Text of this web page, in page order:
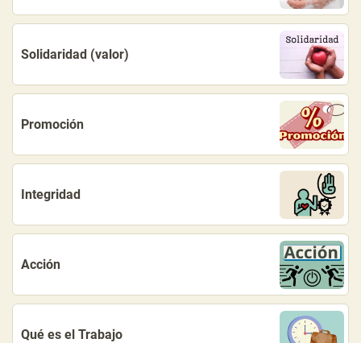
Solidaridad (valor)
Promoción
Integridad
Acción
Qué es el Trabajo